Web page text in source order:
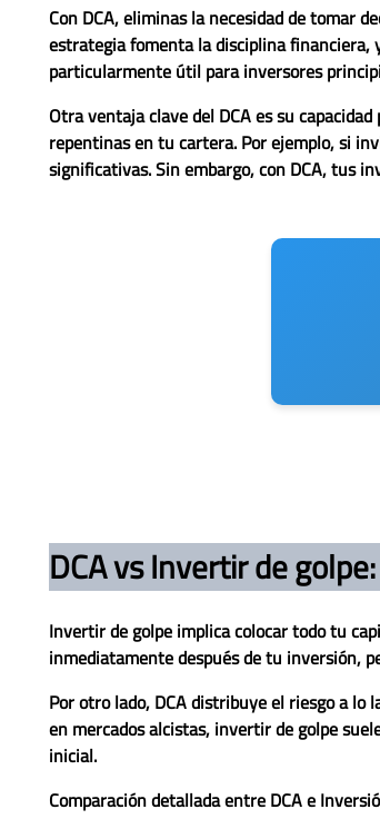
Con DCA, eliminas la necesidad de tomar
estrategia fomenta la disciplina financiera,
particularmente útil para inversores
Otra ventaja clave del DCA es su
repentinas en tu cartera. Por ejemplo, si
significativas. Sin embargo, con DCA, tus
DCA vs Invertir de
Invertir de golpe implica colocar todo tu
inmediatamente después de tu inversión,
Por otro lado, DCA distribuye el riesgo a lo
en mercados alcistas, invertir de golpe
inicial.
Comparación detallada entre DCA e